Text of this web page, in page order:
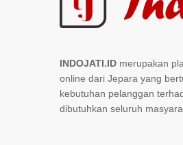
INDOJATI.ID merupakan
online dari Jepara yang
kebutuhan pelanggan
dibutuhkan seluruh